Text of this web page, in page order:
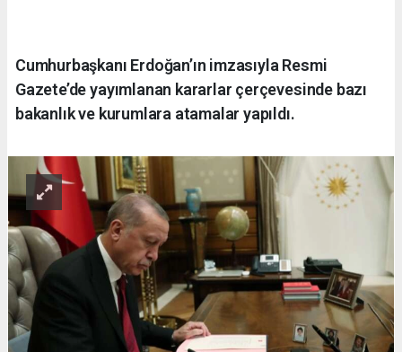
Cumhurbaşkanı Erdoğan’ın imzasıyla Resmi
Gazete’de yayımlanan kararlar çerçevesinde bazı
bakanlık ve kurumlara atamalar yapıldı.